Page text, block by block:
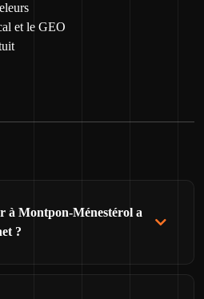
et le GEO
à Montpon-Ménestérol a
?